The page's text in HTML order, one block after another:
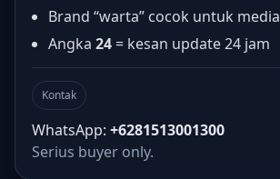
Brand “warta” cocok untuk media
Angka 24 = kesan update 24 jam
Kontak
WhatsApp: +6281513001300
Serius buyer only.